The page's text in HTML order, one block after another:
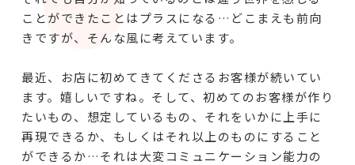
ことができたことはプラスになる…どこまえも前向
きですが、そんな風に考えています。
最近、お店に初めてきてくださるお客様が続いてい
ます。嬉しいですね。そして、初めてのお客様が作り
たいもの、想定しているもの、それをいかに上手に
再現できるか、もしくはそれ以上のものにすること
ができるか…それは大変コミュニケーション能力の